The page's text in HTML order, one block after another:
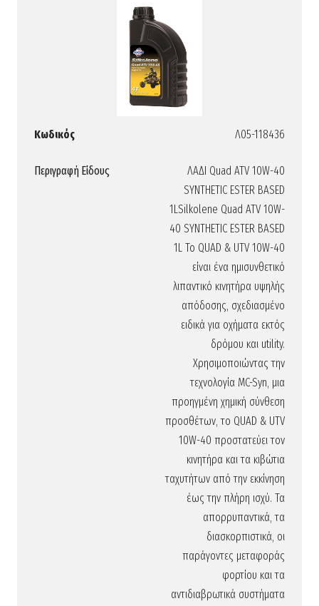
Κωδικός Λ05-118436
Περιγραφή Είδους
ΛΑΔΙ Quad ATV 10W-40
SYNTHETIC ESTER BASED
1LSilkolene Quad ATV 10W-
40 SYNTHETIC ESTER BASED
1L Το QUAD & UTV 10W-40
είναι ένα ημισυνθετικό
λιπαντικό κινητήρα υψηλής
απόδοσης, σχεδιασμένο
ειδικά για οχήματα εκτός
δρόμου και utility.
Χρησιμοποιώντας την
τεχνολογία MC-Syn, μια
προηγμένη χημική σύνθεση
προσθέτων, το QUAD & UTV
10W-40 προστατεύει τον
κινητήρα και τα κιβώτια
ταχυτήτων από την εκκίνηση
έως την πλήρη ισχύ. Τα
απορρυπαντικά, τα
διασκορπιστικά, οι
παράγοντες μεταφοράς
φορτίου και τα
αντιδιαβρωτικά συστήματα